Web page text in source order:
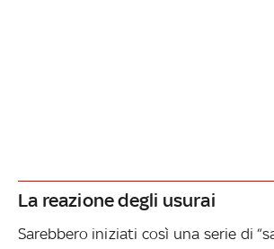
La reazione degli usurai
Sarebbero iniziati così una serie di